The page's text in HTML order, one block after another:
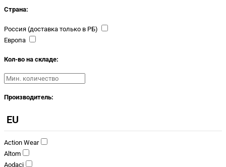
Страна:
Россия (доставка только в РБ)
Европа
Кол-во на складе:
Производитель:
EU
Action Wear
Altom
Aodaci